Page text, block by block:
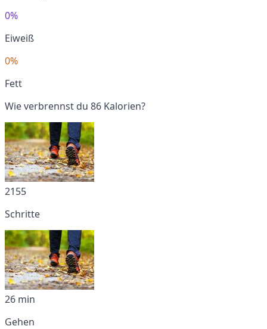
0%
Eiweiß
0%
Fett
Wie verbrennst du 86 Kalorien?
2155
Schritte
26 min
Gehen